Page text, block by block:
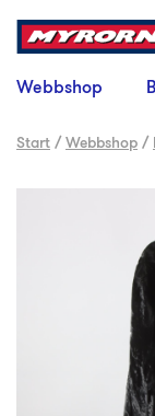
Webbshop
Start /Webbshop /